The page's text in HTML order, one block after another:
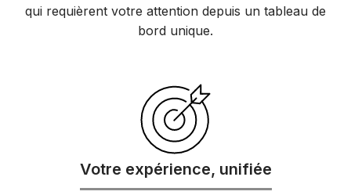
qui requièrent votre attention depuis un tableau de
bord unique.
Votre expérience, unifiée